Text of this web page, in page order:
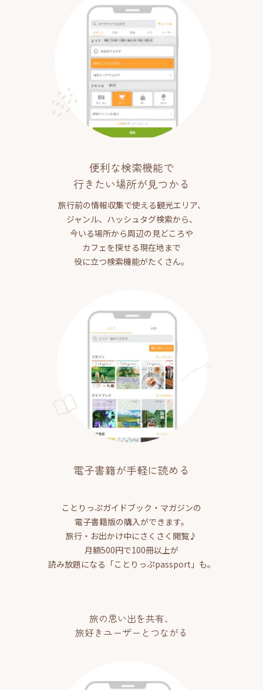
便利な検索機能で
行きたい場所が見つかる
旅行前の情報収集で使える観光エリア、
ジャンル、ハッシュタグ検索から、
今いる場所から周辺の見どころや
カフェを探せる現在地まで
役に立つ検索機能がたくさん。
電子書籍が手軽に読める
ことりっぷガイドブック・マガジンの
電子書籍版の購入ができます。
旅行・お出かけ中にさくさく閲覧♪
月額500円で100冊以上が
読み放題になる「ことりっぷpassport」も。
旅の思い出を共有、
旅好きユーザーとつながる